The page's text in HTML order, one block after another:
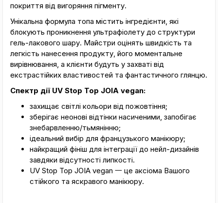
покриття від вигоряння пігменту.
Унікальна формула топа містить інгредієнти, які
блокують проникнення ультрафіолету до структури
гель-лакового шару. Майстри оцінять швидкість та
легкість нанесення продукту, його моментальне
вирівнювання, а клієнти будуть у захваті від
екстрастійких властивостей та фантастичного глянцю.
Спектр дії UV Stop Top JOIA vegan:
захищає світлі кольори від пожовтіння;
зберігає неонові відтінки насиченими, запобігає
знебарвленню/тьмянінню;
ідеальний вибір для французького манікюру;
найкращий фініш для інтеграції до нейл-дизайнів
завдяки відсутності липкості.
UV Stop Top JOIA vegan 一 це аксіома Вашого
стійкого та яскравого манікюру.